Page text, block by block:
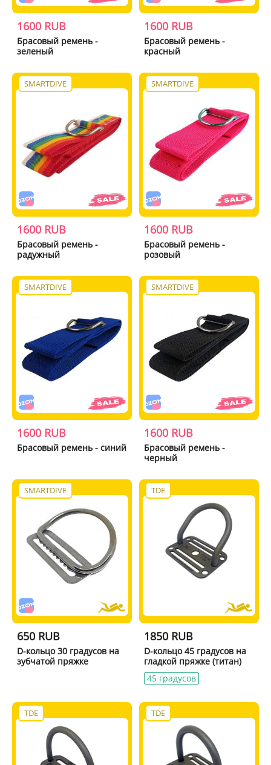
1600 RUB
Брасовый ремень -
зеленый
1600 RUB
Брасовый ремень -
красный
SMARTDIVE
1600 RUB
Брасовый ремень -
радужный
SMARTDIVE
1600 RUB
Брасовый ремень -
розовый
SMARTDIVE
1600 RUB
Брасовый ремень - синий
SMARTDIVE
1600 RUB
Брасовый ремень -
черный
SMARTDIVE
650 RUB
D-кольцо 30 градусов на
зубчатой пряжке
TDE
1850 RUB
D-кольцо 45 градусов на
гладкой пряжке (титан)
45 градусов
TDE TDE